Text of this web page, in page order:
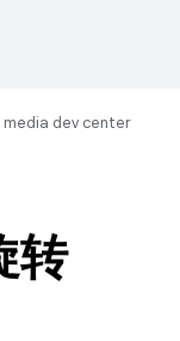
media dev center
转